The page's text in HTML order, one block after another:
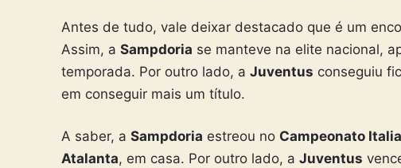
Antes de tudo, vale deixar destacado que é um
Assim, a Sampdoria se manteve na elite nacional,
temporada. Por outro lado, a Juventus conseguiu
em conseguir mais um título.
A saber, a Sampdoria estreou no Campeonato
Atalanta, em casa. Por outro lado, a Juventus